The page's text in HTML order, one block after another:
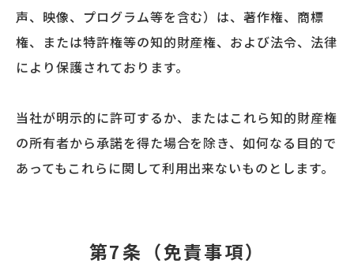
声、映像、プログラム等を含む）は、著作権、商標
権、または特許権等の知的財産権、および法令、法律
により保護されております。
当社が明示的に許可するか、またはこれら知的財産権
の所有者から承諾を得た場合を除き、如何なる目的で
あってもこれらに関して利用出来ないものとします。
第7条（免責事項）